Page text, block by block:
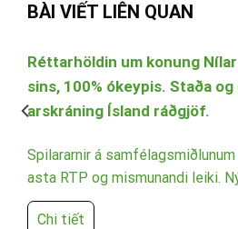
BÀI VIẾT LIÊN QUAN
Réttarhöldin um konung
sins, 100% ókeypis. Staða
arskráning Ísland ráðgjöf.
Spilararnir á
asta RTP og mismunandi leiki.
Chi tiết